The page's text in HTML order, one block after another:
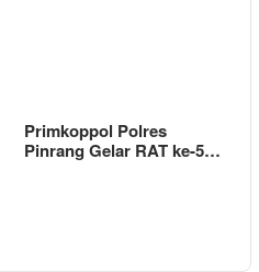
Primkoppol Polres
Pinrang Gelar RAT ke-5…